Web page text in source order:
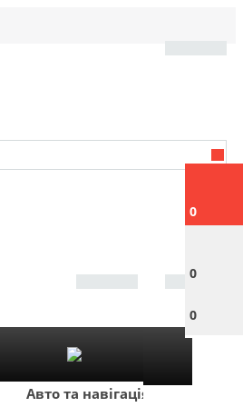
0
0
0
Авто та навігація